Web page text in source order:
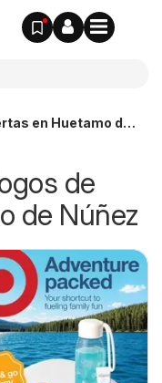
en Huetamo de
de
de Núñez